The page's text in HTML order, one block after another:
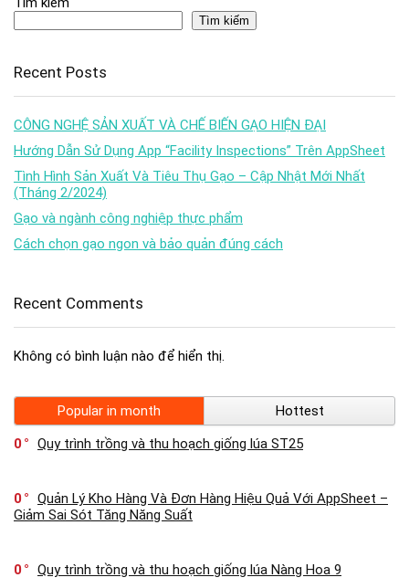
Tìm kiếm
Recent Posts
CÔNG NGHỆ SẢN XUẤT VÀ CHẾ BIẾN GẠO HIỆN ĐẠI
Hướng Dẫn Sử Dụng App “Facility Inspections” Trên AppSheet
Tình Hình Sản Xuất Và Tiêu Thụ Gạo – Cập Nhật Mới Nhất
(Tháng 2/2024)
Gạo và ngành công nghiệp thực phẩm
Cách chọn gạo ngon và bảo quản đúng cách
Recent Comments
Không có bình luận nào để hiển thị.
Popular in month
Hottest
0
Quy trình trồng và thu hoạch giống lúa ST25
0
Quản Lý Kho Hàng Và Đơn Hàng Hiệu Quả Với AppSheet –
Giảm Sai Sót Tăng Năng Suất
0 Quy trình trồng và thu hoạch giống lúa Nàng Hoa 9